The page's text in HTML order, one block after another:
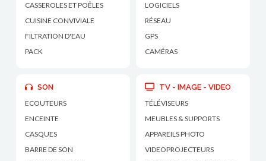
CASSEROLES ET POÊLES
CUISINE CONVIVIALE
FILTRATION D'EAU
PACK
LOGICIELS
RÉSEAU
GPS
CAMÉRAS
SON
ECOUTEURS
ENCEINTE
CASQUES
BARRE DE SON
TV - IMAGE - VIDEO
TÉLÉVISEURS
MEUBLES & SUPPORTS
APPAREILS PHOTO
VIDEOPROJECTEURS